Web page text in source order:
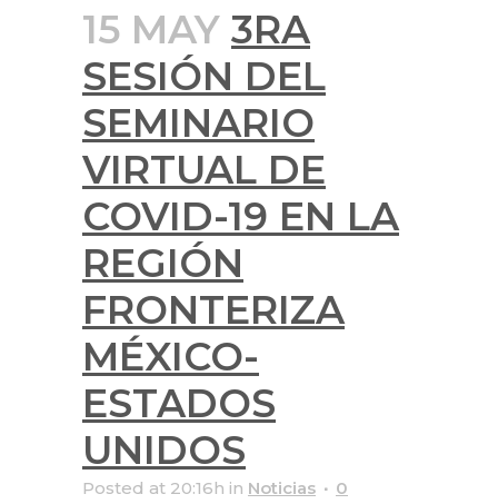
15 MAY 3RA
SESIÓN DEL
SEMINARIO
VIRTUAL DE
COVID-19 EN LA
REGIÓN
FRONTERIZA
MÉXICO-
ESTADOS
UNIDOS
Posted at 20:16h in Noticias
0